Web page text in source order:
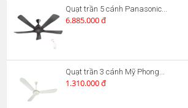
Quạt trần 5 cánh Panasonic...
6.885.000 đ
Quạt trần 3 cánh Mỹ Phong...
1.310.000 đ